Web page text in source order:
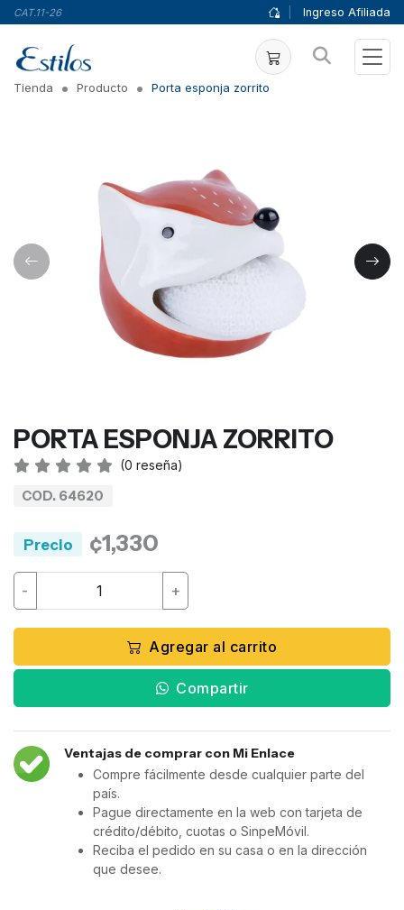
CAT.11-26 Ingreso Afiliada
Tienda Producto Porta esponja zorrito
PORTA ESPONJA ZORRITO
(0 reseña)
COD. 64620
Precio ¢1,330
- +
Agregar al carrito
Compartir
Ventajas de comprar con Mi Enlace
Compre fácilmente desde cualquier parte del
país.
Pague directamente en la web con tarjeta de
crédito/débito, cuotas o SinpeMóvil.
Reciba el pedido en su casa o en la dirección
que desee.